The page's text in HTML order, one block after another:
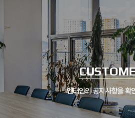
엔터인의 공지사항을 확